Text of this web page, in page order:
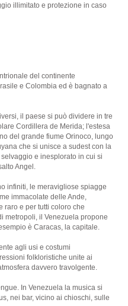
illimitato e protezione in caso
del continente
e Colombia ed è bagnato a
il paese si può dividere in tre
Cordillera de Merida; l'estesa
del grande fiume Orinoco, lungo
che si unisce a sudest con la
e inesplorato in cui si
Angel.
infiniti, le meravigliose spiagge
immacolate delle Ande,
raro e per tutti coloro che
metropoli, il Venezuela propone
è Caracas, la capitale.
agli usi e costumi
folkloristiche unite ai
davvero travolgente.
In Venezuela la musica si
nei bar, vicino ai chioschi, sulle